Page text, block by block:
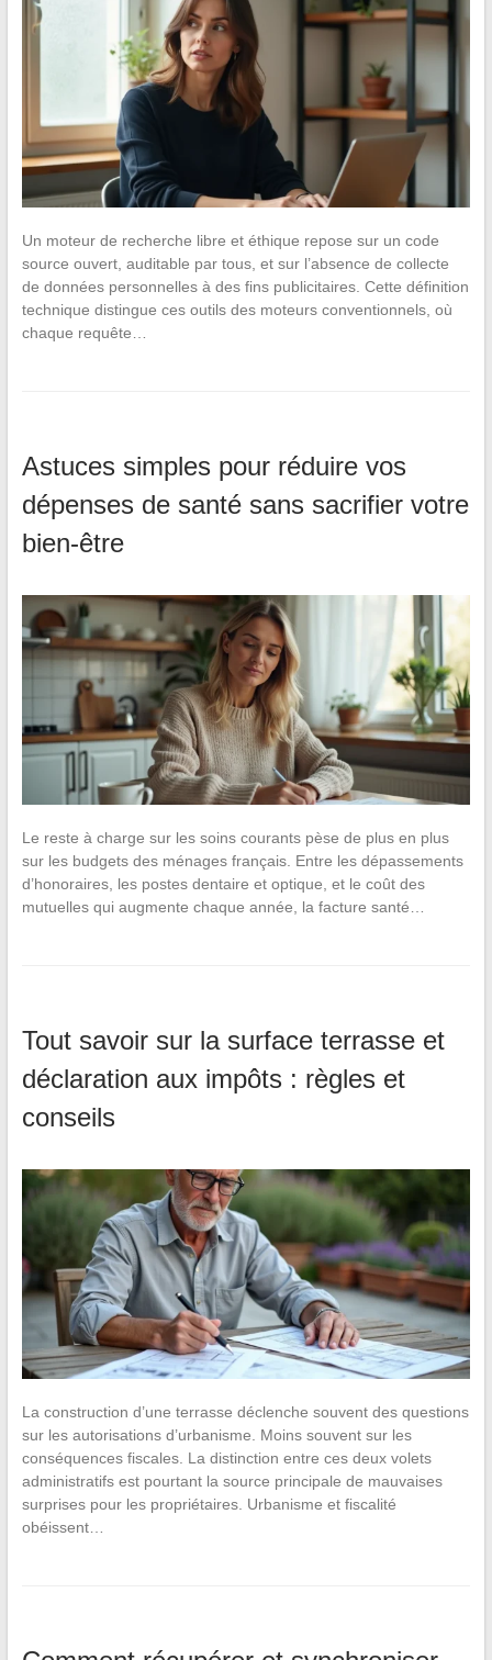
Un moteur de recherche libre et éthique repose sur un code
source ouvert, auditable par tous, et sur l’absence de collecte
de données personnelles à des fins publicitaires. Cette définition
technique distingue ces outils des moteurs conventionnels, où
chaque requête…
Astuces simples pour réduire vos
dépenses de santé sans sacrifier votre
bien-être
Le reste à charge sur les soins courants pèse de plus en plus
sur les budgets des ménages français. Entre les dépassements
d’honoraires, les postes dentaire et optique, et le coût des
mutuelles qui augmente chaque année, la facture santé…
Tout savoir sur la surface terrasse et
déclaration aux impôts : règles et
conseils
La construction d’une terrasse déclenche souvent des questions
sur les autorisations d’urbanisme. Moins souvent sur les
conséquences fiscales. La distinction entre ces deux volets
administratifs est pourtant la source principale de mauvaises
surprises pour les propriétaires. Urbanisme et fiscalité
obéissent…